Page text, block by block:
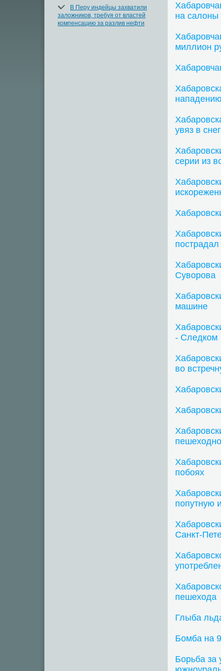
В Перу индейцы захватили
заложников, требуя от властей
компенсацию за разлив нефти
на салоны
миллион
увяз в
серии из
пострадал
Суворова
машине
- Следком
во
побоях
попутную
Санкт-
пешехода
Глыба
Бомба на
Борьба за